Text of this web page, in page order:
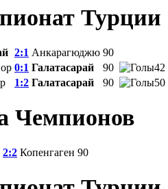
Турции
2:1 Анкарагюджю 90
0:1 Галатасарай 90
42
1:2 Галатасарай 90 50
Чемпионов
2:2 Копенгаген 90